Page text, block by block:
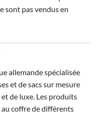
sont pas vendus en
allemande spécialisée
et de sacs sur mesure
de luxe. Les produits
coffre de différents